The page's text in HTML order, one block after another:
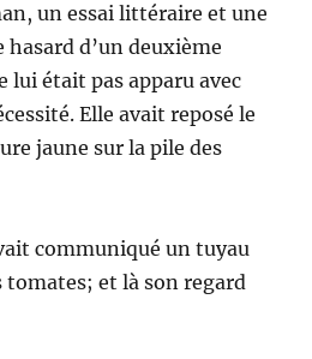
un essai littéraire et une
d’un deuxième
lui était pas apparu avec
Elle avait reposé le
jaune sur la pile des
communiqué un tuyau
tomates; et là son regard